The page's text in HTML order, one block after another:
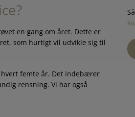
en gang om året. Dette er
som hurtigt vil udvikle sig til
femte år. Det indebærer
rensning. Vi har også